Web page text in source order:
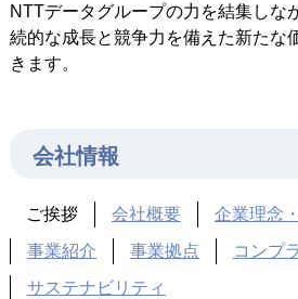
NTTデータグループの力を結集しな
続的な成長と競争力を備えた新たな
きます。
会社情報
ご挨拶 会社概要
企業理念
事業紹介
事業拠点
コンプ
サステナビリティ